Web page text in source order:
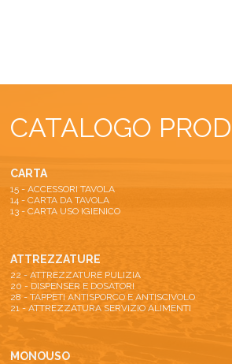
CATALOGO
CARTA
15 - ACCESSORI TAVOLA
14 - CARTA DA TAVOLA
13 - CARTA USO IGIENICO
ATTREZZATURE
22 - ATTREZZATURE PULIZIA
20 - DISPENSER E DOSATORI
28 - TAPPETI ANTISPORCO E ANTISCIVOLO
21 - ATTREZZATURA SERVIZIO ALIMENTI
MONOUSO